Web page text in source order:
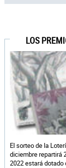
LOS
El sorteo de la
diciembre repartirá
2022 estará dotado